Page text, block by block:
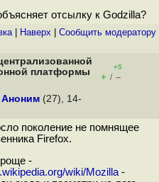
отсылку к Godzilla?
| Наверх Cообщить модератору
платформы
+5
+ / –
Аноним (27), 14-
поколение не помнящее
Firefox.
-
wiki/Mozilla-